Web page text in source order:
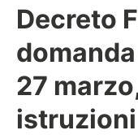
Decreto
27
istruzioni
a
r
a
k